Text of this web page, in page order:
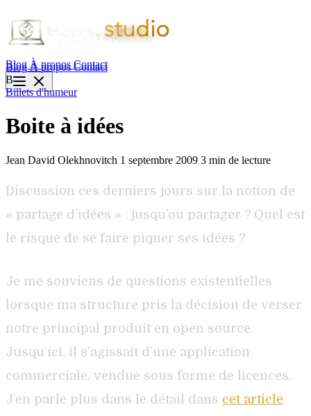
Blog À propos Contact
BlogÀ proposContact
B
Billets d'humeur
Boite à idées
Jean David Olekhnovitch 1 septembre 2009 3 min de lecture
Discussion ces derniers jours sur la notion de
« partage d’idées » : jusqu’où partager ? Quel est
le risque de se faire piquer ses idées ?
Je me souviens de questions existentielles
lorsque ma structure pris la décision de verser
notre principal produit en open source.
Jusqu’ici, il s’agissait d’une application
commerciale, vendue sous forme de licences.
J’en parle plus dans le détail dans cet article.